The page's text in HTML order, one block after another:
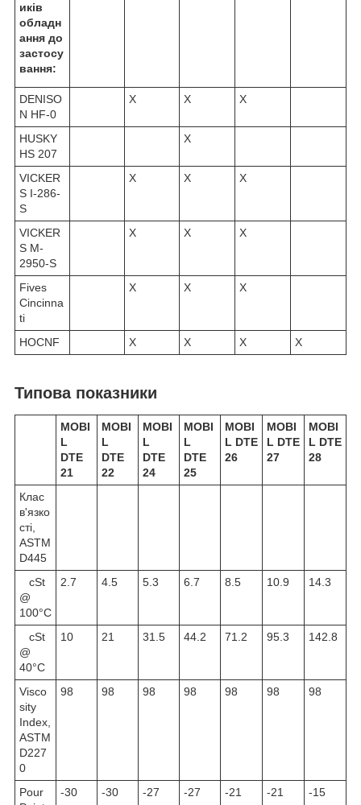
иків
обладн
ання до
застосу
вання:
DENISO
N HF-0
X X X
HUSKY
HS 207
X
VICKER
S I-286-
S
X X X
VICKER
S M-
2950-S
X X X
Fives
Cincinna
ti
X X X
HOCNF X X X X
Типова показники
MOBI
L
DTE
21
MOBI
L
DTE
22
MOBI
L
DTE
24
MOBI
L
DTE
25
MOBI
L DTE
26
MOBI
L DTE
27
MOBI
L DTE
28
Клас
в'язко
сті,
ASTM
D445
cSt
@
100°C
2.7 4.5 5.3 6.7 8.5 10.9 14.3
cSt
@
40°C
10 21 31.5 44.2 71.2 95.3 142.8
Visco
sity
Index,
ASTM
D227
0
98 98 98 98 98 98 98
Pour
-30 -30 -27 -27 -21 -21 -15